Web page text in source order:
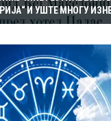
И УШТЕ МНОГУ